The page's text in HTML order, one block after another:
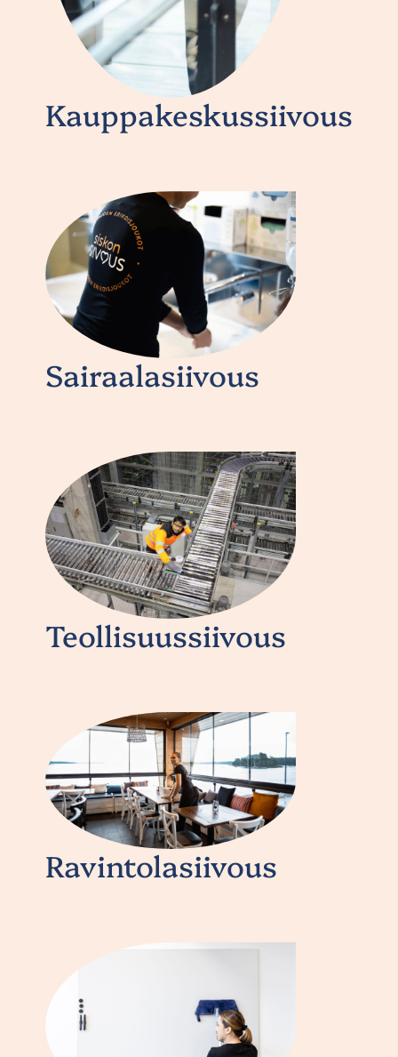
Kauppakeskussiivous
Sairaalasiivous
Teollisuussiivous
Ravintolasiivous